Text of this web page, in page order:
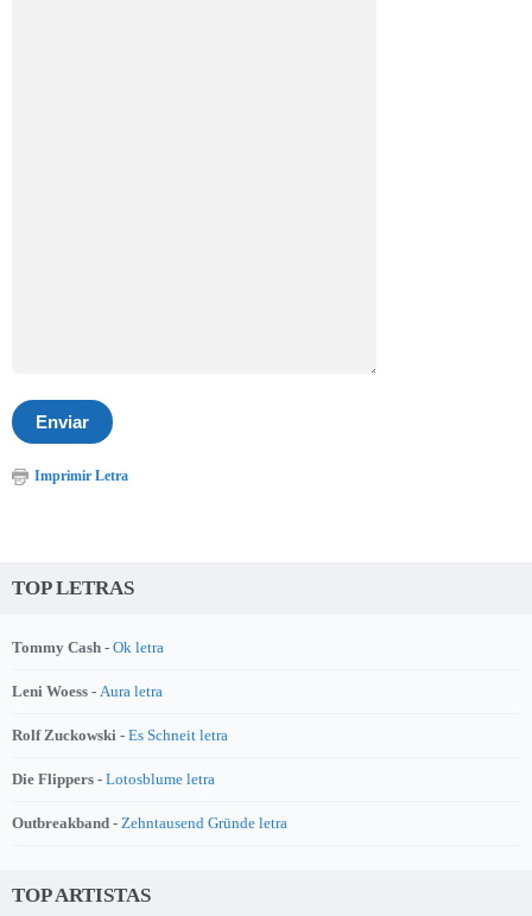
Imprimir Letra
TOP LETRAS
Tommy Cash - Ok letra
Leni Woess - Aura letra
Rolf Zuckowski - Es Schneit letra
Die Flippers - Lotosblume letra
Outbreakband - Zehntausend Gründe letra
TOP ARTISTAS